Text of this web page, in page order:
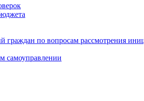
граждан по вопросам рассмотрения
самоуправлении